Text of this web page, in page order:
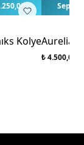
KolyeAurelia
₺ 4.500,00